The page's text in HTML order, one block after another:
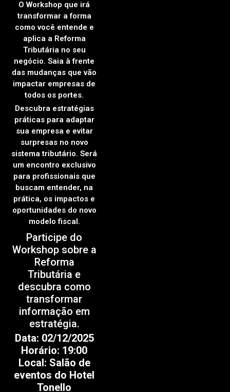
O Workshop que irá
transformar a forma
como você entende e
aplica a Reforma
Tributária no seu
negócio. Saia à frente
das mudanças que vão
impactar empresas de
todos os portes.
Descubra estratégias
práticas para adaptar
sua empresa e evitar
surpresas no novo
sistema tributário. Será
um encontro exclusivo
para profissionais que
buscam entender, na
prática, os impactos e
oportunidades do novo
modelo fiscal.
Participe do
Workshop sobre a
Reforma
Tributária e
descubra como
transformar
informação em
estratégia.
Data: 02/12/2025
Horário: 19:00
Local: Salão de
eventos do Hotel
Tonello